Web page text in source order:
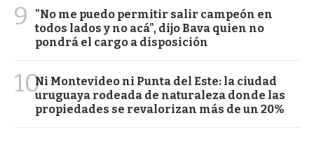
9
"No me puedo permitir salir campeón en
todos lados y no acá", dijo Bava quien no
pondrá el cargo a disposición
10Ni Montevideo ni Punta del Este: la ciudad
uruguaya rodeada de naturaleza donde las
propiedades se revalorizan más de un 20%